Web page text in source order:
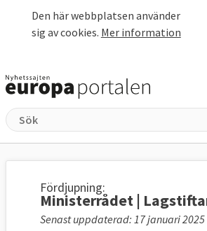
Den här webbplatsen använder
sig av cookies. Mer information
Fördjupning:
Ministerrådet |
Senast uppdaterad: 17 januari 2025